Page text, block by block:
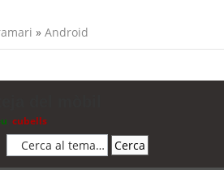
» Android
cubells